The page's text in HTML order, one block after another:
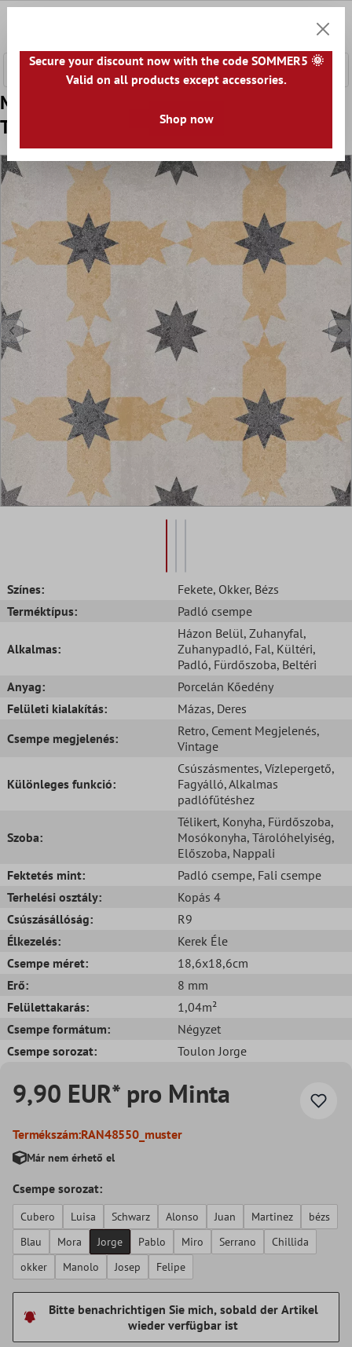
Minta Padló Csempe Cement Megjelenés
Toulon Jorge 18,6x18,6cm
Színes: Fekete, Okker, Bézs
Terméktípus:
Padló csempe
Alkalmas:
Házon Belül, Zuhanyfal,
Zuhanypadló, Fal, Kültéri,
Padló, Fürdőszoba, Beltéri
Anyag:
Porcelán Kőedény
Felületi kialakítás:
Mázas, Deres
Csempe megjelenés:
Retro, Cement Megjelenés,
Vintage
Különleges funkció:
Csúszásmentes, Vízlepergető,
Fagyálló, Alkalmas
padlófűtéshez
Szoba:
Télikert, Konyha, Fürdőszoba,
Mosókonyha, Tárolóhelyiség,
Előszoba, Nappali
Fektetés mint:
Padló csempe, Fali csempe
Terhelési osztály:
Kopás 4
Csúszásállóság:
R9
Élkezelés:
Kerek Éle
Csempe méret:
18,6x18,6cm
Erő:
8 mm
Felülettakarás:
1,04m²
Csempe formátum:
Négyzet
Csempe sorozat:
Toulon Jorge
9,90 EUR* pro Minta
Termékszám:RAN48550_muster
Már nem érhető el
Csempe sorozat:
Cubero Luisa Schwarz Alonso Juan Martinez
bézs
Blau
Mora Jorge Pablo Miro Serrano
Chillida
okker
Manolo Josep Felipe
Bitte benachrichtigen Sie mich, sobald der Artikel
wieder verfügbar ist
Secure your discount now with the code SOMMER5 🌞
Valid on all products except accessories.
Shop now